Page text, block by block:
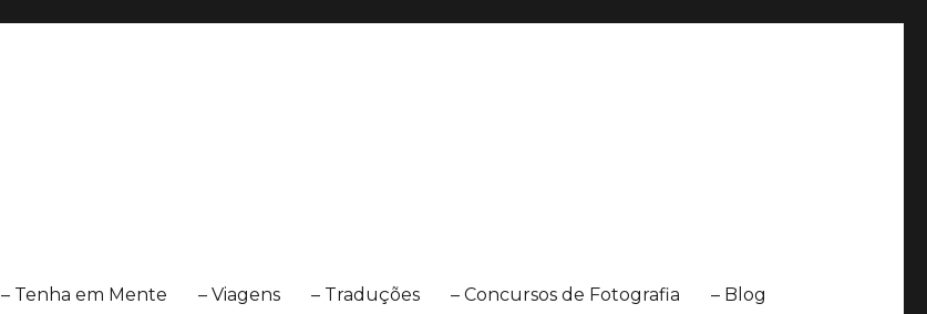
– Tenha em Mente – Viagens – Traduções – Concursos de Fotografia – Blog